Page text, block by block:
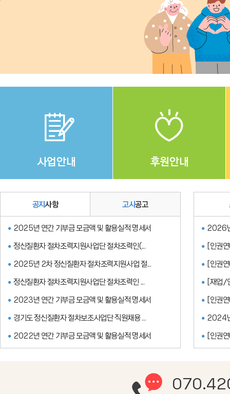
사업안내 후원안내
공지사항
2025년 연간 기부금 모금액 및 활용실적 명세서
정신질환자 절차조력지원사업단 절차조력인(...
2025년 2차 정신질환자 절차조력지원사업 절...
정신질환자 절차조력지원사업단 절차조력인 ...
2023년 연간 기부금 모금액 및 활용실적 명세서
경기도 정신질환자 절차보조사업단 직원채용 ...
2022년 연간 기부금 모금액 및 활용실적 명세서
고시공고
2026
[인권
[인권
[재업/
[인권
2024
[인권